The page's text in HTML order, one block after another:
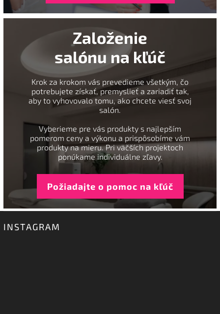
Založenie
salónu na kľúč
Krok za krokom vás prevedieme všetkým, čo
potrebujete získať, premyslieť a zariadiť tak,
aby to vyhovovalo tomu, ako chcete viesť svoj
salón.
Vyberieme pre vás produkty s najlepším
pomerom ceny a výkonu a prispôsobíme vám
produkty na mieru. Pri väčších projektoch
ponúkame individuálne zľavy.
Požiadajte o pomoc na kľúč
INSTAGRAM